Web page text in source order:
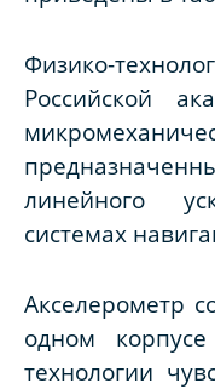
Физико-
Российской
линейного
системах
Акселерометр
одном
технологии